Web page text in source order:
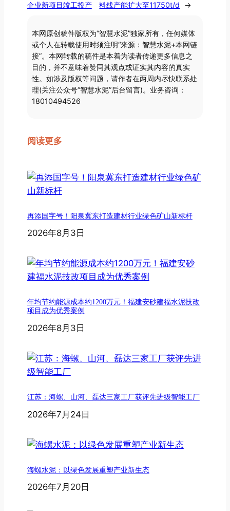
企业新项目竣工投产
料线产能扩大至11750t/d
→
本网原创稿件版权为“智慧水泥”独家所有，任何媒体
或个人在转载使用时须注明“来源：智慧水泥+本网链
接”。本网转载的稿件是本着为读者传递更多信息之
目的，并不意味着赞同其观点或证实其内容的真实
性。如涉及版权等问题，请作者在两周内尽快联系处
理(关注公众号“智慧水泥”后台留言)。业务咨询：
18010494526
阅读更多
再添国字号！阳泉冀东打造建材行业绿色矿山新标杆
2026年8月3日
年均节约能源成本约1200万元！福建安砂建福水泥技改
项目成为优秀案例
2026年8月3日
江苏：海螺、山河、磊达三家工厂获评先进级智能工厂
2026年7月24日
海螺水泥：以绿色发展重塑产业新生态
2026年7月20日